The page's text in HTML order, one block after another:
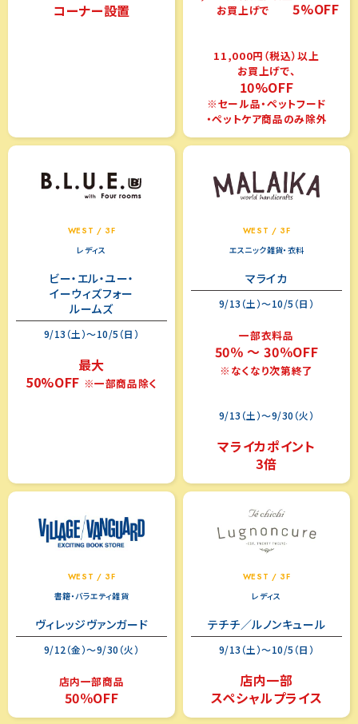
コーナー設置
お買上げで
5%OFF
11,000円（税込）以上
お買上げで、
10%OFF
※セール品・ペットフード
・ペットケア商品のみ除外
WEST / 3F
レディス
ビー・エル・ユー・
イーウィズフォー
ルームズ
9/13（土）～10/5（日）
最大
50%OFF ※一部商品除く
WEST / 3F
エスニック雑貨・衣料
マライカ
9/13（土）～10/5（日）
一部衣料品
50％ ～ 30％OFF
※なくなり次第終了
9/13（土）～9/30（火）
マライカポイント
3倍
WEST / 3F
書籍・バラエティ雑貨
ヴィレッジヴァンガード
9/12（金）～9/30（火）
店内一部商品
50％OFF
WEST / 3F
レディス
テチチ／ルノンキュール
9/13（土）～10/5（日）
店内一部
スペシャルプライス